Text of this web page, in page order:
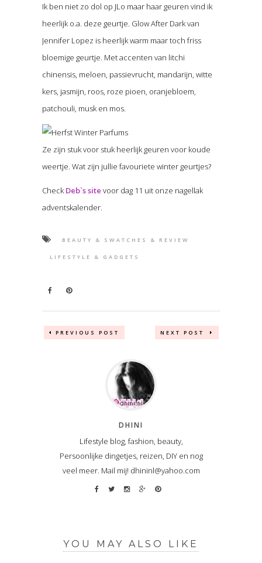
Ik ben niet zo dol op JLo maar haar geuren vind ik
heerlijk o.a. deze geurtje. Glow After Dark van
Jennifer Lopez is heerlijk warm maar toch friss
bloemige geurtje. Met accenten van litchi
chinensis, meloen, passievrucht, mandarijn, witte
kers, jasmijn, roos, roze pioen, oranjebloem,
patchouli, musk en mos.
Ze zijn stuk voor stuk heerlijk geuren voor koude
weertje. Wat zijn jullie favouriete winter geurtjes?
CheckDeb`s site voor dag 11 uit onze nagellak
adventskalender.
BEAUTY & SWATCHES & REVIEW
LIFESTYLE & GADGETS
PREVIOUS POST NEXT POST
DHINI
Lifestyle blog, fashion, beauty,
Persoonlijke dingetjes, reizen, DIY en nog
veel meer. Mail mij! dhininl@yahoo.com
YOU MAY ALSO LIKE